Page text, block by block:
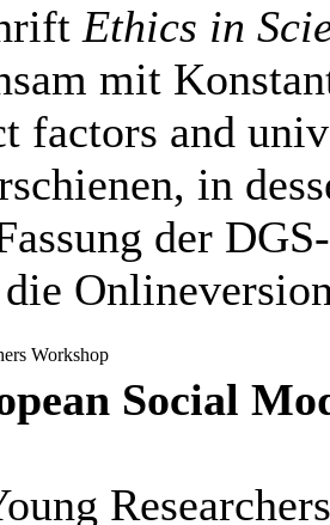
Ethics in
mit
factors and
in
der
Workshop
Social